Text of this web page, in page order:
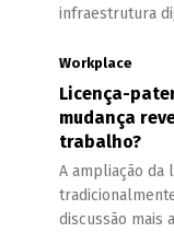
infraestrutura
Workplace
Licença-
mudança
trabalho?
A ampliação da
discussão mais